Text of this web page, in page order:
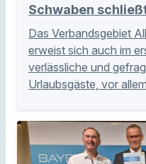
Schwaben
Das Verbandsgebiet
erweist sich auch im
verlässliche und
Urlaubsgäste, vor